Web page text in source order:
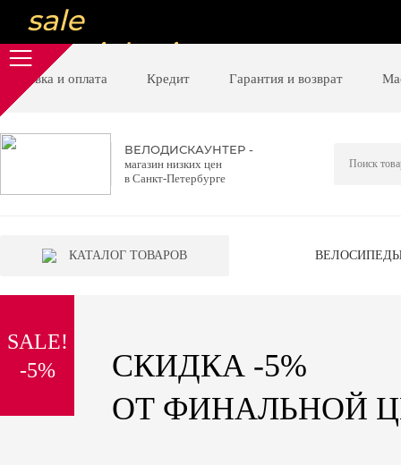
sale
special price
sale
низкие цены
вот дешево
special price
sale
надо брать
sale
Доставка и оплата Кредит Гарантия и возврат
ВЕЛОДИСКАУНТЕР -
магазин низких цен
в Санкт-Петербурге
КАТАЛОГ ТОВАРОВ
SALE!
-5%
СКИДКА -5%
ОТ ФИНАЛЬНОЙ